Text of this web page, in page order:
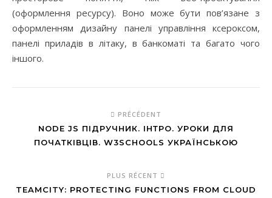
(оформлення ресурсу). Воно може бути пов’язане з
оформленням дизайну панелі управління ксероксом,
панелі приладів в літаку, в банкоматі та багато чого
іншого.
PRÉCÉDENT
NODE JS ПІДРУЧНИК. ІНТРО. УРОКИ ДЛЯ
ПОЧАТКІВЦІВ. W3SCHOOLS УКРАЇНСЬКОЮ
PLUS RÉCENT
TEAMCITY: PROTECTING FUNCTIONS FROM CLOUD